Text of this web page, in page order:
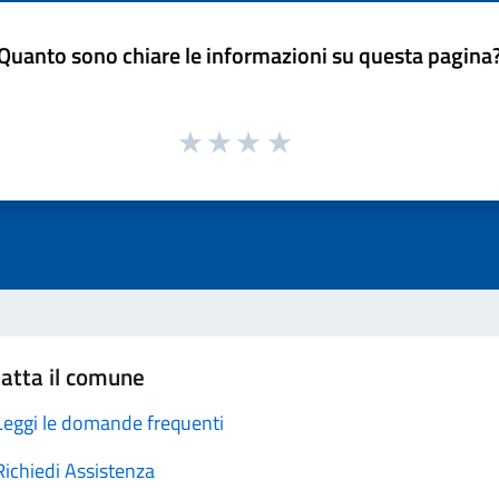
sono chiare le informazioni su questa
il comune
le domande frequenti
Assistenza